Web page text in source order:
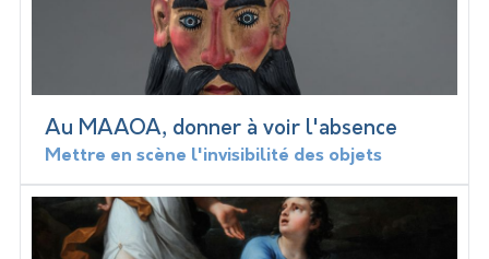
Au MAAOA, donner à voir l'absence
Mettre en scène l'invisibilité des objets